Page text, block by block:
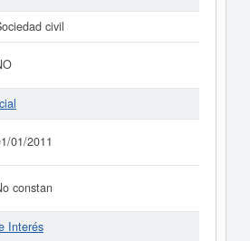
civil
01/2011
constan
Interés